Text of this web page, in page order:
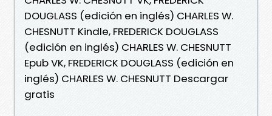
DOUGLASS (edición en inglés) CHARLES W.
CHESNUTT Kindle, FREDERICK DOUGLASS
(edición en inglés) CHARLES W. CHESNUTT
Epub VK, FREDERICK DOUGLASS (edición en
inglés) CHARLES W. CHESNUTT Descargar
gratis